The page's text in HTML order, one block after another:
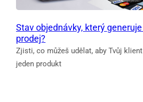
Stav objednávky, který
prodej?
Zjisti, co můžeš udělat, aby Tvůj
jeden produkt